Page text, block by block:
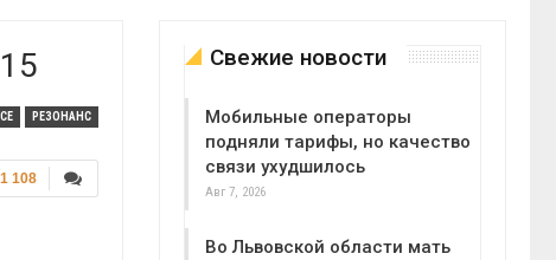
РЕЗОНАНС
1 108
Свежие новости
Мобильные операторы
подняли тарифы, но качество
связи ухудшилось
Авг 7, 2026
Во Львовской области мать